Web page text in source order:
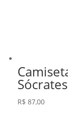
Sócrates
R$ 87,00